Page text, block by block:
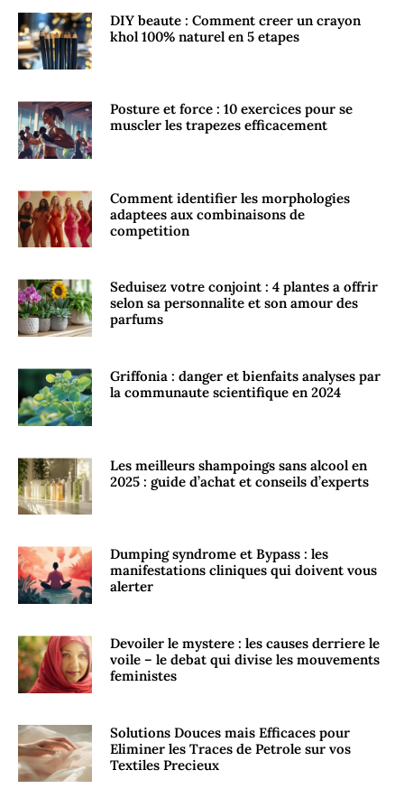
DIY beaute : Comment creer un crayon
khol 100% naturel en 5 etapes
Posture et force : 10 exercices pour se
muscler les trapezes efficacement
Comment identifier les morphologies
adaptees aux combinaisons de
competition
Seduisez votre conjoint : 4 plantes a offrir
selon sa personnalite et son amour des
parfums
Griffonia : danger et bienfaits analyses par
la communaute scientifique en 2024
Les meilleurs shampoings sans alcool en
2025 : guide d’achat et conseils d’experts
Dumping syndrome et Bypass : les
manifestations cliniques qui doivent vous
alerter
Devoiler le mystere : les causes derriere le
voile – le debat qui divise les mouvements
feministes
Solutions Douces mais Efficaces pour
Eliminer les Traces de Petrole sur vos
Textiles Precieux